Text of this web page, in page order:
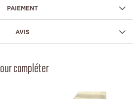
PAIEMENT
AVIS
compléter